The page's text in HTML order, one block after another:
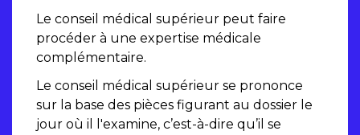
Le conseil médical supérieur peut faire
procéder à une expertise médicale
complémentaire.
Le conseil médical supérieur se prononce
sur la base des pièces figurant au dossier le
jour où il l'examine, c’est-à-dire qu’il se